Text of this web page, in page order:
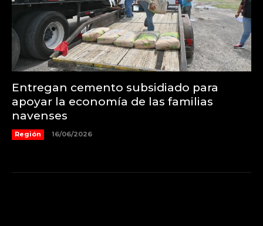
Entregan cemento subsidiado para
apoyar la economía de las familias
navenses
Región 16/06/2026